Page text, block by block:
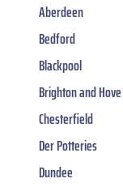
Aberdeen
Bedford
Blackpool
Brighton and Hove
Chesterfield
Der Potteries
Dundee